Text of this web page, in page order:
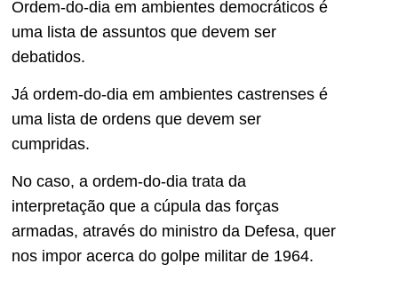
Ordem-do-dia em ambientes democráticos é
uma lista de assuntos que devem ser
debatidos.
Já ordem-do-dia em ambientes castrenses é
uma lista de ordens que devem ser
cumpridas.
No caso, a ordem-do-dia trata da
interpretação que a cúpula das forças
armadas, através do ministro da Defesa, quer
nos impor acerca do golpe militar de 1964.